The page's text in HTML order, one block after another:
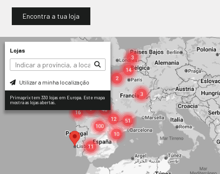
Encontra a tua loja
Lojas
Utilizar a minha localização
Primaprix tem 330 lojas em Europa. Este mapa
mostra as lojas abertas.